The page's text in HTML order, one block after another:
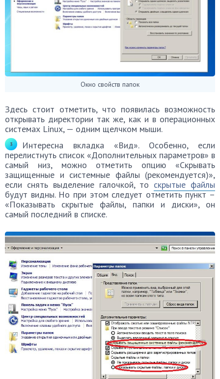
Окно свойств папок
Здесь стоит отметить, что появилась возможность
открывать директории так же, как и в операционных
системах Linux, — одним щелчком мыши.
Интересна вкладка «Вид». Особенно, если
перелистнуть список «Дополнительных параметров» в
самый низ, можно отметить опцию «Скрывать
защищенные и системные файлы (рекомендуется)»,
если снять выделение галочкой, то скрытые файлы
будут видны. Но при этом следует отметить пункт –
«Показывать скрытые файлы, папки и диски», он
самый последний в списке.